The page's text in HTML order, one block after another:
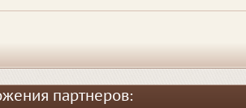
партнеров: